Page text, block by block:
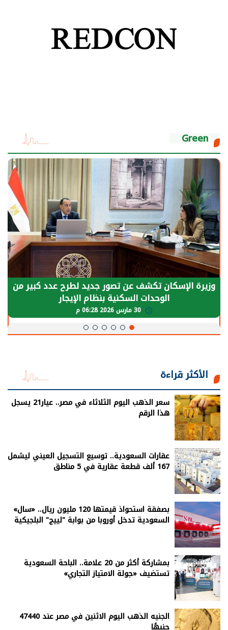
Green
وزيرة الإسكان تكشف عن تصور جديد لطرح عدد كبير من
الوحدات السكنية بنظام الإيجار
الأكثر قراءة
سعر الذهب اليوم الثلاثاء في مصر.. عيار21 يسجل
هذا الرقم
عقارات السعودية.. توسيع التسجيل العيني ليشمل
167 ألف قطعة عقارية في 5 مناطق
بصفقة استحواذ قيمتها 120 مليون ريال.. «سال»
السعودية تدخل أوروبا من بوابة "لييج" البلجيكية
بمشاركة أكثر من 20 علامة.. الباحة السعودية
تستضيف «جولة الامتياز التجاري»
الجنيه الذهب اليوم الاثنين في مصر عند 47440
جنيهًا